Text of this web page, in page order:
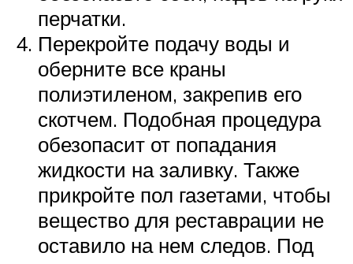
перчатки.
Перекройте подачу воды и
оберните все краны
полиэтиленом, закрепив его
скотчем. Подобная процедура
обезопасит от попадания
жидкости на заливку. Также
прикройте пол газетами, чтобы
вещество для реставрации не
оставило на нем следов. Под